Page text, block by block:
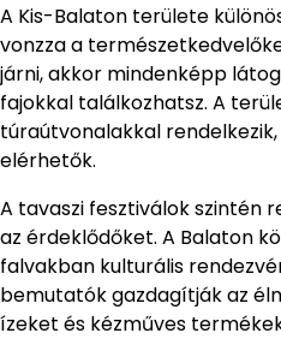
A Kis-Balaton területe
vonzza a
járni, akkor mindenképp
fajokkal találkozhatsz. A
túraútvonalakkal
elérhetők.
A tavaszi fesztiválok szintén
az érdeklődőket. A Balaton
falvakban kulturális
bemutatók gazdagítják az
ízeket és kézműves